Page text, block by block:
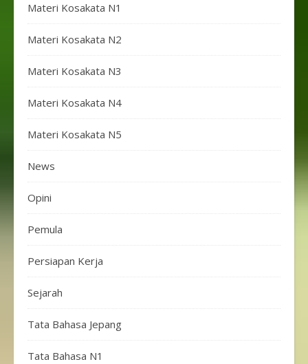
Materi Kosakata N1
Materi Kosakata N2
Materi Kosakata N3
Materi Kosakata N4
Materi Kosakata N5
News
Opini
Pemula
Persiapan Kerja
Sejarah
Tata Bahasa Jepang
Tata Bahasa N1